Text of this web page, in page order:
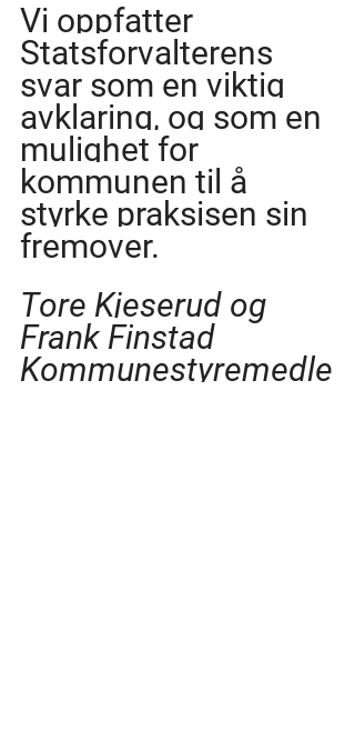
Vi oppfatter
Statsforvalterens
svar som en viktig
avklaring, og som en
mulighet for
kommunen til å
styrke praksisen sin
fremover.
Tore Kjeserud og
Frank Finstad
Kommunestyremedle